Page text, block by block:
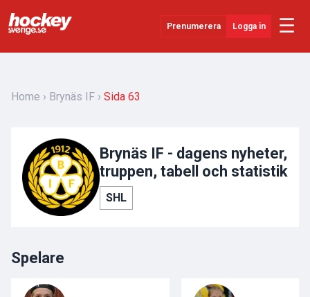
Prenumerera Logga in ☰
YouTube
Evenemang
Övrigt
Home Brynäs IF Sida 63
Brynäs IF - dagens nyheter,
truppen, tabell och statistik
SHL
Spelare